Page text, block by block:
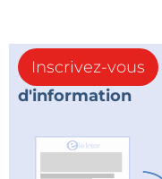
Inscrivez-vous
d'information